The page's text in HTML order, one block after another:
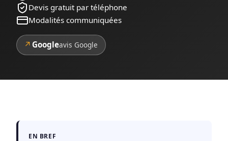
Devis gratuit par téléphone
Modalités communiquées
↗ Googleavis Google
EN BREF